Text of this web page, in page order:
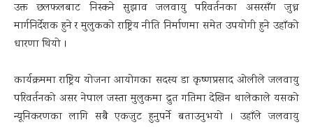
उक्त छलफलबाट निस्कने सुझाव जलवायु परिवर्तनका असरसँग जुध्न
मार्गनिर्देशक हुने र मुलुकको राष्ट्रिय नीति निर्माणमा समेत उपयोगी हुने उहाँको
धारणा थियो ।
कार्यक्रममा राष्ट्रिय योजना आयोगका सदस्य डा कृष्णप्रसाद ओलीले जलवायु
परिवर्तनको असर नेपाल जस्ता मुलुकमा द्रुत गतिमा देखिन थालेकाले यसको
न्यूनिकरणका लागि सबै एकजुट हुनुपर्ने बताउनुभयो । उहाँले जलवायु